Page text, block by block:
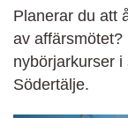
Planerar du att
av affärsmötet?
nybörjarkurser
Södertälje.